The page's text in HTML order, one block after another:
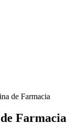
de Farmacia
Farmacia